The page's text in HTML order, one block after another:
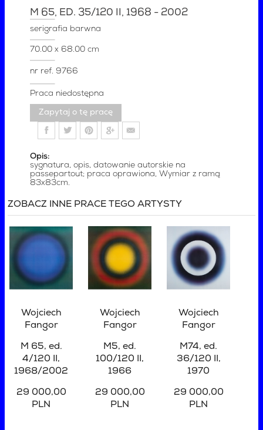
M 65, ED. 35/120 II , 1968 - 2002
serigrafia barwna
70.00 x 68.00 cm
nr ref.9766
Praca niedostępna
Zapytaj o tę pracę
Opis:
sygnatura, opis, datowanie autorskie na
passepartout; praca oprawiona, Wymiar z ramą
83x83cm.
ZOBACZ INNE PRACE TEGO ARTYSTY
Wojciech
Fangor
M 65, ed.
4/120 II,
1968/2002
29 000,00
PLN
Wojciech
Fangor
M5, ed.
100/120 II,
1966
29 000,00
PLN
Wojciech
Fangor
M74, ed.
36/120 II,
1970
29 000,00
PLN